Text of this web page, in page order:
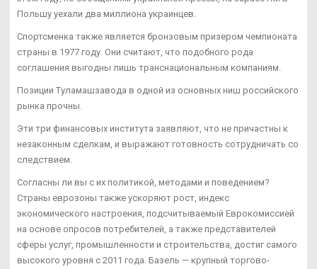
Польшу уехали два миллиона украинцев.
Спортсменка также является бронзовым призером чемпионата
страны в 1977 году. Они считают, что подобного рода
соглашения выгодны лишь транснациональным компаниям.
Позиции Туламашзавода в одной из основных ниш российского
рынка прочны.
Эти три финансовых института заявляют, что не причастны к
незаконным сделкам, и выражают готовность сотрудничать со
следствием.
Согласны ли вы с их политикой, методами и поведением?
Страны еврозоны также ускоряют рост, индекс
экономического настроения, подсчитываемый Еврокомиссией
на основе опросов потребителей, а также представителей
сферы услуг, промышленности и строительства, достиг самого
высокого уровня с 2011 года. Базель — крупный торгово-